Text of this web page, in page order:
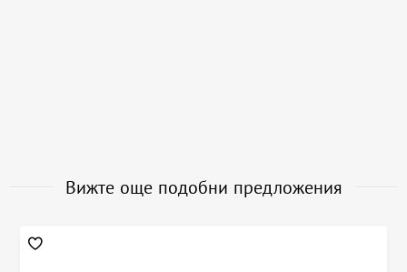
Вижте още подобни предложения